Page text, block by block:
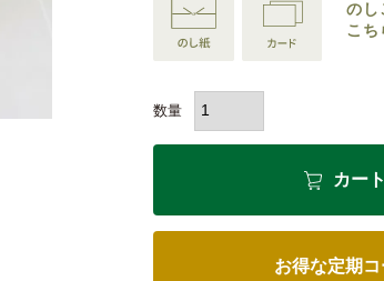
のし
こち
カー
お得な定期